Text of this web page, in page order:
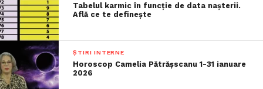
Tabelul karmic în funcție de data nașterii.
Află ce te definește
ȘTIRI INTERNE
Horoscop Camelia Pătrășscanu 1-31 ianuare
2026